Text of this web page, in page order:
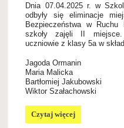
Dnia 07.04.2025 r. w
odbyły się eliminacje
Bezpieczeństwa w
szkoły zajęli II miejsce.
uczniowie z klasy 5a w
Jagoda Ormanin
Maria Malicka
Bartłomiej Jakubowski
Wiktor Szałachowski
OGÓLNOPOLSKI
TURNIEJ
Czytaj więcej